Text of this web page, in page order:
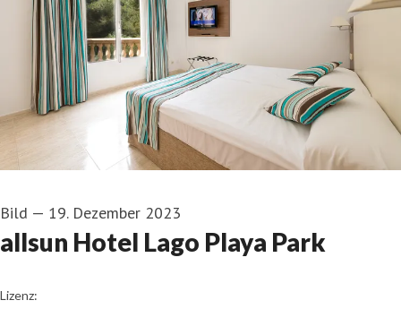
Bild — 19. Dezember 2023
allsun Hotel Lago Playa Park
alltours
Lizenz: